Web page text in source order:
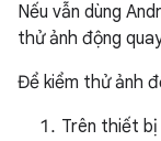
Nếu vẫn dùng
thử ảnh động
Để kiểm thử ảnh
Trên thiết bị